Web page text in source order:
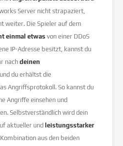
Server nicht strapaziert,
weiter. Die Spieler auf dem
einmal etwas von einer DDoS
IP-Adresse besitzt, kannst du
nachdeinen
du erhältst die
Angriffsprotokoll. So kannst du
Angriffe einsehen und
Selbstverständlich wird dein
aktueller und leistungsstarker
aus den beiden